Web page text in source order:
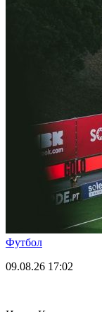
Футбол
09.08.26 17:02